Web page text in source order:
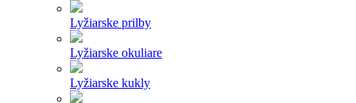
Lyžiarske prilby
Lyžiarske okuliare
Lyžiarske kukly